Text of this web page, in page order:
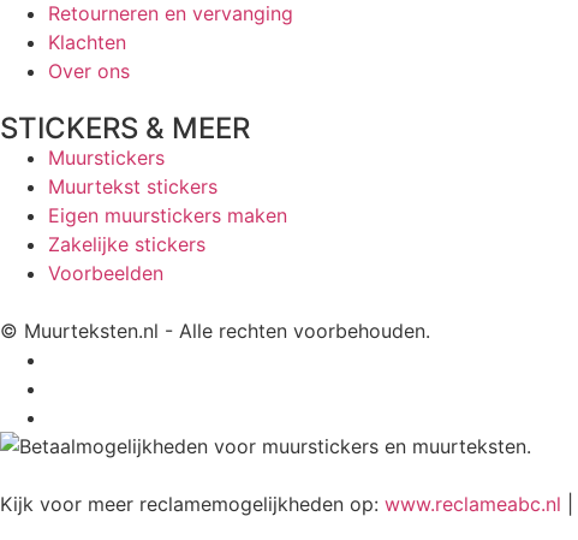
Retourneren en vervanging
Klachten
Over ons
STICKERS & MEER
Muurstickers
Muurtekst stickers
Eigen muurstickers maken
Zakelijke stickers
Voorbeelden
© Muurteksten.nl - Alle rechten voorbehouden.
Kijk voor meer reclamemogelijkheden op: www.reclameabc.nl